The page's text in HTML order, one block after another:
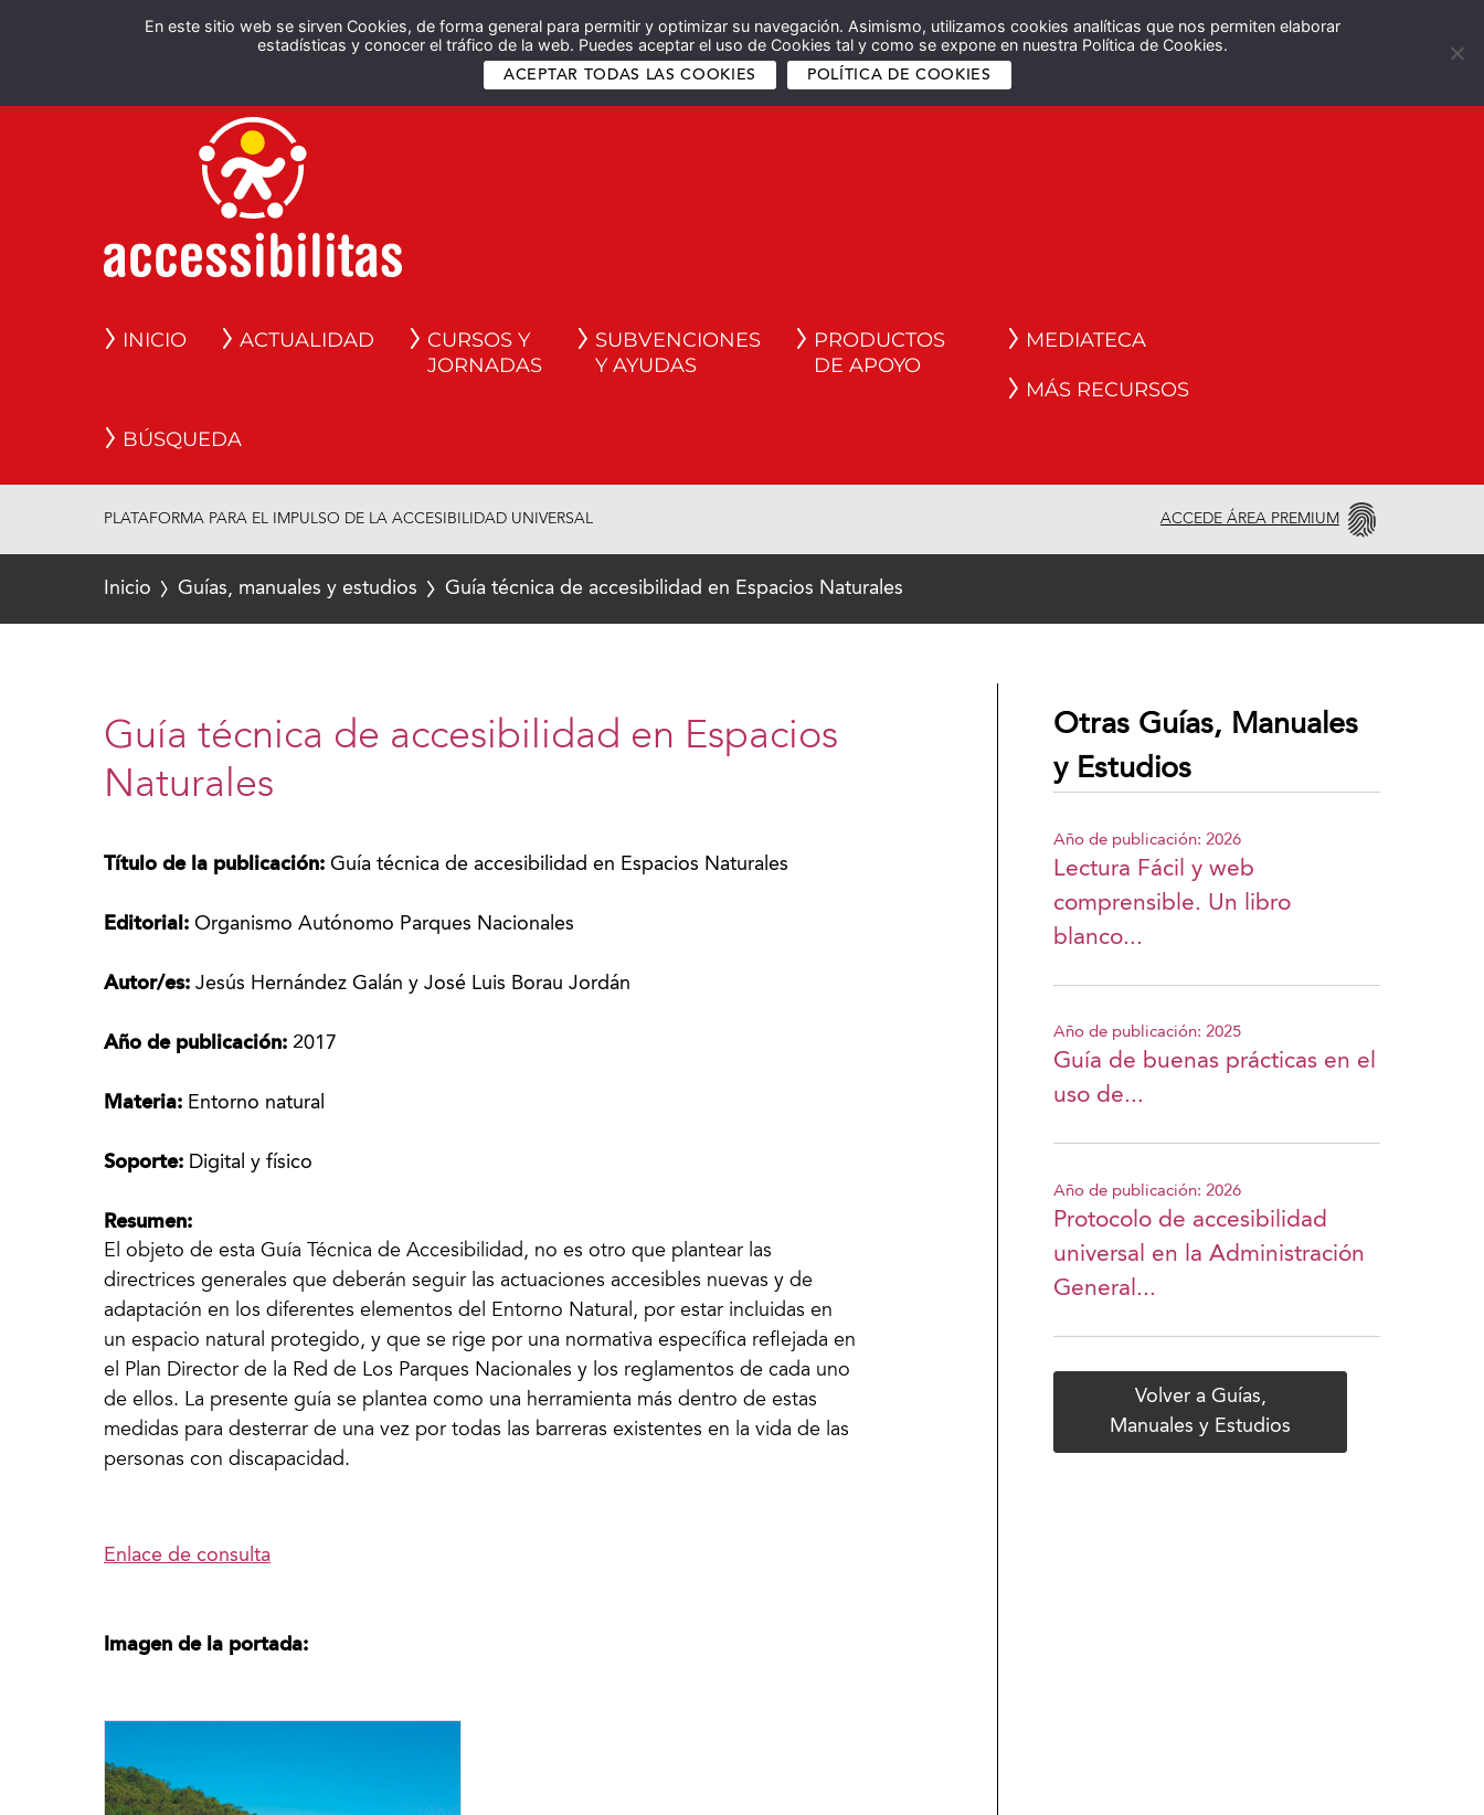
En este sitio web se sirven Cookies, de forma general para permitir y optimizar su navegación. Asimismo, utilizamos cookies analíticas que nos permiten elaborar
estadísticas y conocer el tráfico de la web. Puedes aceptar el uso de Cookies tal y como se expone en nuestra Política de Cookies.
ACEPTAR TODAS LAS COOKIES POLÍTICA DE COOKIES
Español English
INICIO ACTUALIDAD
CURSOS Y
JORNADAS
SUBVENCIONES
Y AYUDAS
PRODUCTOS
DE APOYO
MEDIATECA
MÁS RECURSOS
BÚSQUEDA
PLATAFORMA PARA EL IMPULSO DE LA ACCESIBILIDAD UNIVERSAL ACCEDE ÁREA PREMIUM
Inicio Guías, manuales y estudios Guía técnica de accesibilidad en Espacios Naturales
Guía técnica de accesibilidad en Espacios
Naturales
Título de la publicación:Guía técnica de accesibilidad en Espacios Naturales
Editorial:Organismo Autónomo Parques Nacionales
Autor/es:Jesús Hernández Galán y José Luis Borau Jordán
Año de publicación: 2017
Materia: Entorno natural
Soporte: Digital y físico
Resumen:
El objeto de esta Guía Técnica de Accesibilidad, no es otro que plantear las
directrices generales que deberán seguir las actuaciones accesibles nuevas y de
adaptación en los diferentes elementos del Entorno Natural, por estar incluidas en
un espacio natural protegido, y que se rige por una normativa específica reflejada en
el Plan Director de la Red de Los Parques Nacionales y los reglamentos de cada uno
de ellos. La presente guía se plantea como una herramienta más dentro de estas
medidas para desterrar de una vez por todas las barreras existentes en la vida de las
personas con discapacidad.
Enlace de consulta
Imagen de la portada:
Otras Guías, Manuales
y Estudios
Año de publicación: 2026
Lectura Fácil y web
comprensible. Un libro
blanco...
Año de publicación: 2025
Guía de buenas prácticas en el
uso de...
Año de publicación: 2026
Protocolo de accesibilidad
universal en la Administración
General...
Volver a Guías,
Manuales y Estudios